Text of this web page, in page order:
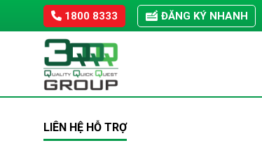
1800 8333 ĐĂNG KÝ NHANH
LIÊN HỆ HỖ TRỢ